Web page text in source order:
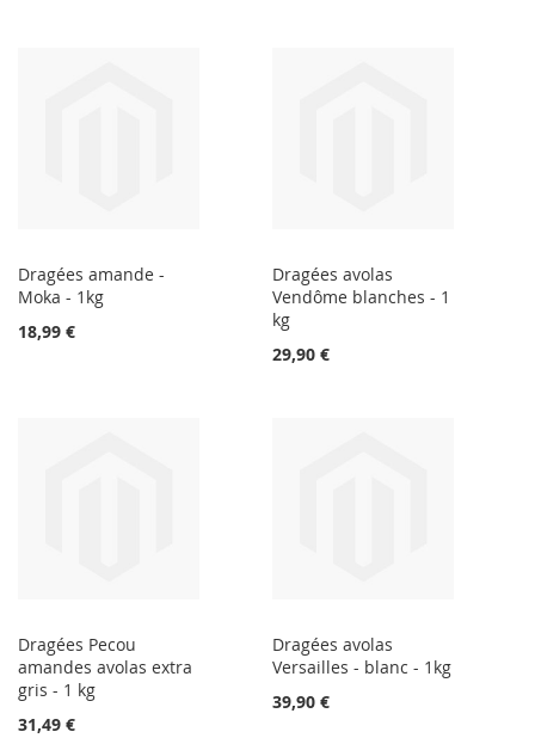
Dragées amande -
Moka - 1kg
18,99 €
Dragées avolas
Vendôme blanches - 1
kg
29,90 €
Dragées Pecou
amandes avolas extra
gris - 1 kg
31,49 €
Dragées avolas
Versailles - blanc - 1kg
39,90 €